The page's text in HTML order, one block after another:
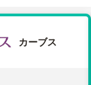
カーブス